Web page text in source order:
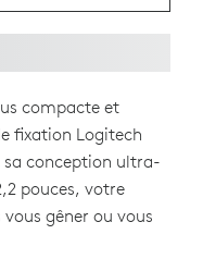
compacte et
fixation Logitech
sa conception ultra-
pouces, votre
gêner ou vous